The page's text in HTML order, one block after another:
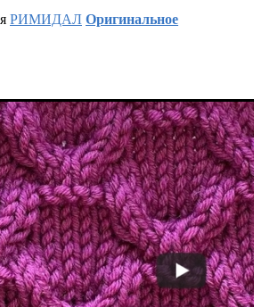
РИМИДАЛОригинальное